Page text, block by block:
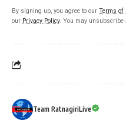
By signing up, you agree to our Terms of
our Privacy Policy. You may unsubscribe
Team RatnagiriLive